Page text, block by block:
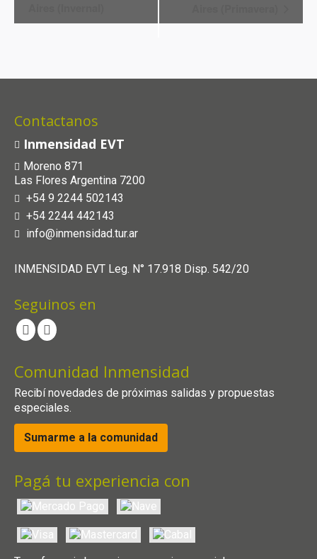
Evento
Contactanos
Inmensidad EVT
Moreno 871
Las Flores Argentina 7200
+54 9 2244 502143
+54 2244 442143
info@inmensidad.tur.ar
INMENSIDAD EVT Leg. N° 17.918 Disp. 542/20
Seguinos en
Comunidad Inmensidad
Recibí novedades de próximas salidas y propuestas
especiales.
Sumarme a la comunidad
Pagá tu experiencia con